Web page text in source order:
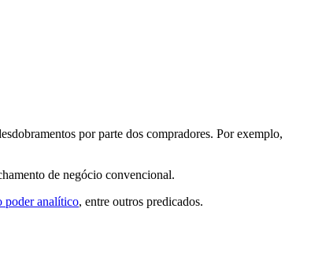
por parte dos compradores. Por exemplo,
de negócio convencional.
poder analítico, entre outros predicados.